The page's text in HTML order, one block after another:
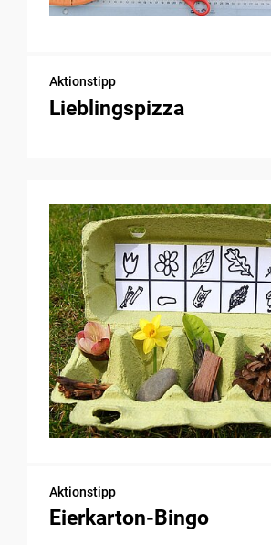
Aktionstipp
Lieblingspizza
Aktionstipp
Eierkarton-Bingo